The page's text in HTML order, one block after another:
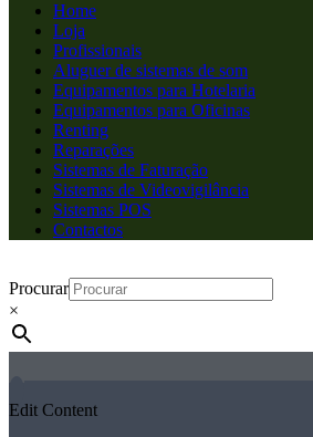
Home
Loja
Profissionais
Aluguer de sistemas de som
Equipamentos para Hotelaria
Equipamentos para Oficinas
Renting
Reparações
Sistemas de Faturação
Sistemas de Videovigilância
Sistemas POS
Contactos
Procurar
×
Edit Content